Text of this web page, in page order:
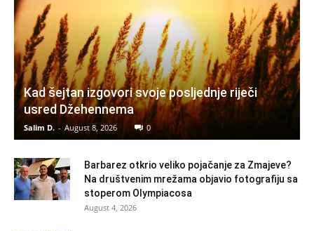
Kad šejtan izgovori svoje posljednje riječi
usred Džehennema
Salim D. - August 8, 2026 0
Barbarez otkrio veliko pojačanje za Zmajeve?
Na društvenim mrežama objavio fotografiju sa
stoperom Olympiacosa
August 4, 2026